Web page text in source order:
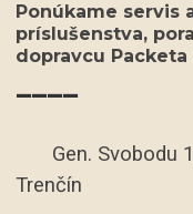
Ponúkame servis
príslušenstva,
dopravcu
____
Gen. Svobodu
Trenčín